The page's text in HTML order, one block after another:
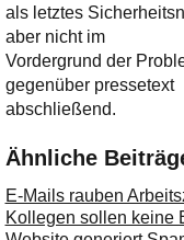
als letztes
aber nicht im
Vordergrund der
gegenüber pressetext
abschließend.
Ähnliche
E-Mails rauben
Kollegen sollen keine